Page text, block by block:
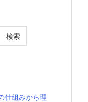
検索
仕組みから理